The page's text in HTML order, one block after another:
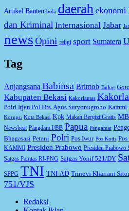
Artikel Banten bola daerah ekonomi
dan Kriminal Internasional Jabar
newsOpini religi sport Sumatera
Tag
Anjangsana Babinsa Brimob Bulog
Kabupaten Bekasi Kakorlantas
Polri Irjen Pol Drs. Agus Suryonugroho Kammi
Korupsi Kota Bekasi Kpk Makan Bergizi Gratis
Newsbeat Pangdam I/BB Papua Pengamat
Bhagasasi Petani Polri Pos Iwur Pos Kotis Pos
KAMMI Presiden Prabowo Presiden Prabowo
Satgas Pamtas RI-PNG Satgas Yonif 521/DY
SPPG TNI TNI AD Trinovi Khairani
751/VJS
Redaksi